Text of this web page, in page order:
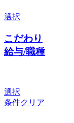
選択
こだわり
給与/職種
選択
条件クリア